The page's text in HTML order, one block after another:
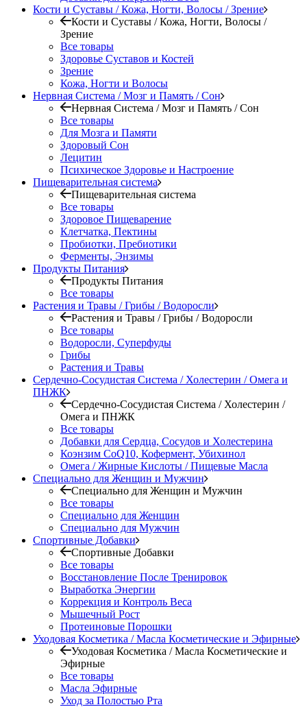
Кости и Суставы / Кожа, Ногти, Волосы / Зрение
Кости и Суставы / Кожа, Ногти, Волосы /
Зрение
Все товары
Здоровье Суставов и Костей
Зрение
Кожа, Ногти и Волосы
Нервная Система / Мозг и Память / Сон
Нервная Система / Мозг и Память / Сон
Все товары
Для Мозга и Памяти
Здоровый Сон
Лецитин
Психическое Здоровье и Настроение
Пищеварительная система
Пищеварительная система
Все товары
Здоровое Пищеварение
Клетчатка, Пектины
Пробиотки, Пребиотики
Ферменты, Энзимы
Продукты Питания
Продукты Питания
Все товары
Растения и Травы / Грибы / Водоросли
Растения и Травы / Грибы / Водоросли
Все товары
Водоросли, Суперфуды
Грибы
Растения и Травы
Сердечно-Сосудистая Система / Холестерин / Омега и
ПНЖК
Сердечно-Сосудистая Система / Холестерин /
Омега и ПНЖК
Все товары
Добавки для Сердца, Сосудов и Холестерина
Коэнзим CoQ10, Кофермент, Убихинол
Омега / Жирные Кислоты / Пищевые Масла
Специально для Женщин и Мужчин
Специально для Женщин и Мужчин
Все товары
Специально для Женщин
Специально для Мужчин
Спортивные Добавки
Спортивные Добавки
Все товары
Восстановление После Тренировок
Выработка Энергии
Коррекция и Контроль Веса
Мышечный Рост
Протеиновые Порошки
Уходовая Косметика / Масла Косметические и Эфирные
Уходовая Косметика / Масла Косметические и
Эфирные
Все товары
Масла Эфирные
Уход за Полостью Рта